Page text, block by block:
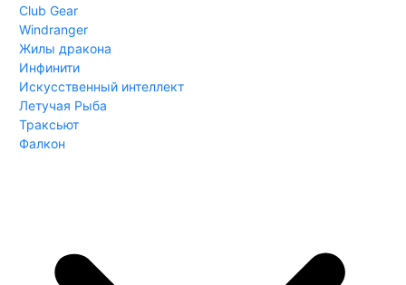
Club Gear
Windranger
Жилы дракона
Инфинити
Искусственный интеллект
Летучая Рыба
Траксьют
Фалкон